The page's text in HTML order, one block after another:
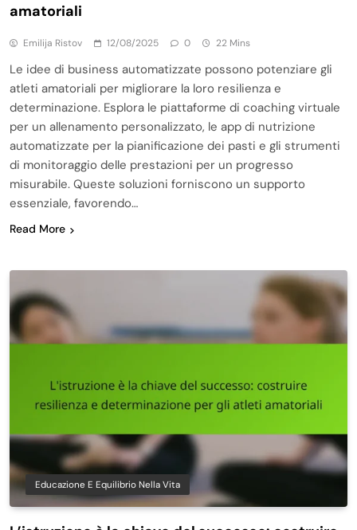
amatoriali
Emilija Ristov 12/08/2025 0 22 Mins
Le idee di business automatizzate possono potenziare gli
atleti amatoriali per migliorare la loro resilienza e
determinazione. Esplora le piattaforme di coaching virtuale
per un allenamento personalizzato, le app di nutrizione
automatizzate per la pianificazione dei pasti e gli strumenti
di monitoraggio delle prestazioni per un progresso
misurabile. Queste soluzioni forniscono un supporto
essenziale, favorendo…
Read More
Educazione E Equilibrio Nella Vita